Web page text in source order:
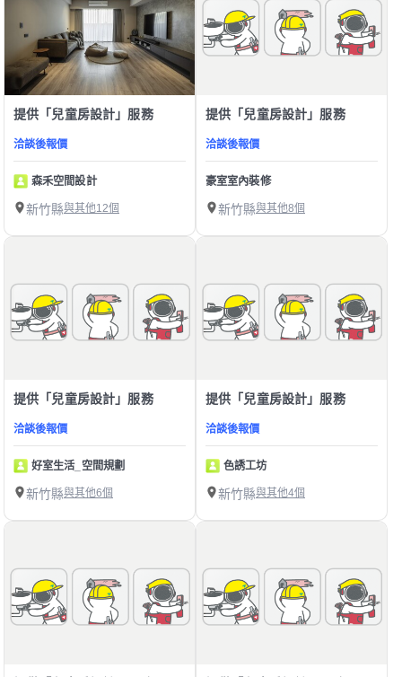
提供「兒童房設計」服務
洽談後報價
森禾空間設計
新竹縣與其他12個
提供「兒童房設計」服務
洽談後報價
豪室室內裝修
新竹縣與其他8個
提供「兒童房設計」服務
洽談後報價
好室生活_空間規劃
新竹縣與其他6個
提供「兒童房設計」服務
洽談後報價
色誘工坊
新竹縣與其他4個